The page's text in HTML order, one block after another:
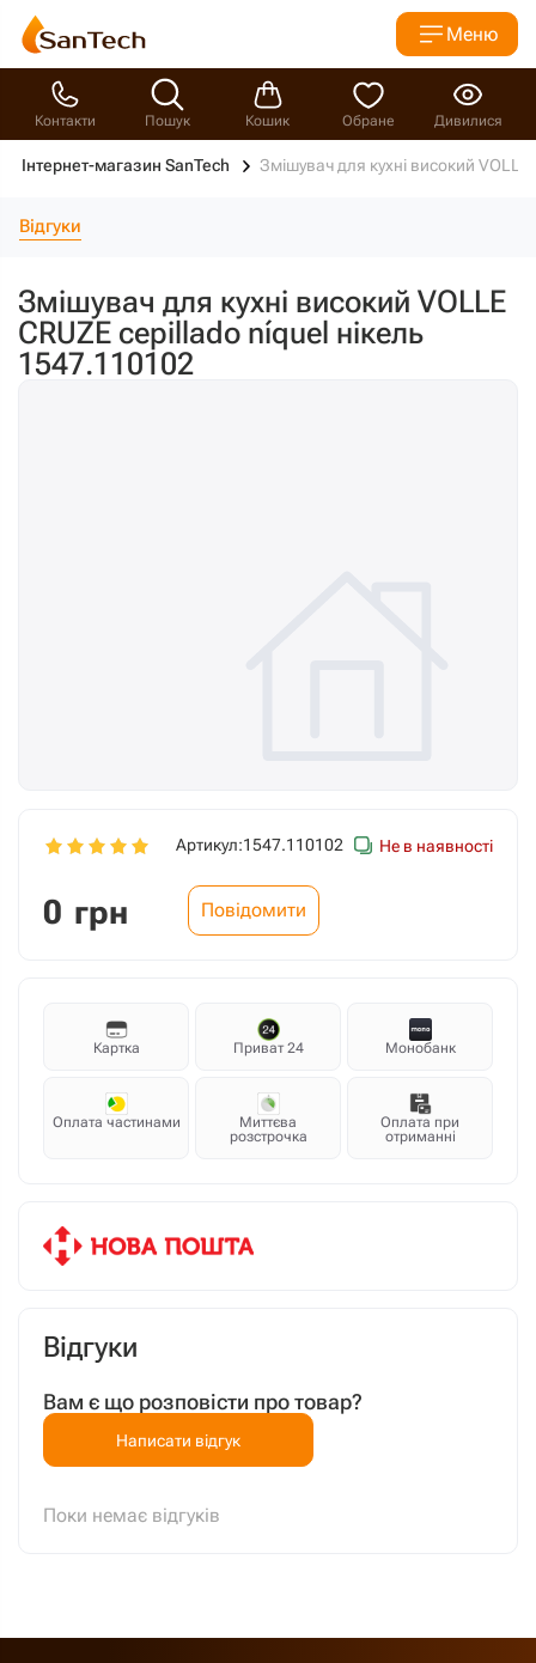
Меню
Контакти Пошук Кошик Обране Дивилися
Інтернет-магазин SanTech Змішувач для кухні високий
Відгуки
Змішувач для кухні високий VOLLE
CRUZE cepillado níquel нікель
1547.110102
Артикул:1547.110102 Не в наявності
0 грн Повідомити
Картка Приват 24 Монобанк
Оплата частинами
Миттєва
розстрочка
Оплата при
отриманні
Відгуки
Вам є що розповісти про товар?
Написати відгук
Поки немає відгуків